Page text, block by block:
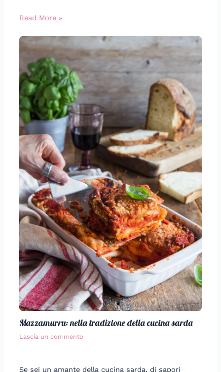
Read More »
Mazzamurru: nella tradizione della cucina sarda
Lascia un commento
Se sei un amante della cucina sarda, di sapori